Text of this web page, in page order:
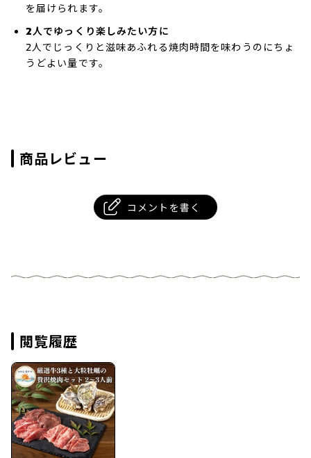
を届けられます。
2人でゆっくり楽しみたい方に
2人でじっくりと滋味あふれる焼肉時間を味わうのにちょ
うどよい量です。
商品レビュー
コメントを書く
閲覧履歴